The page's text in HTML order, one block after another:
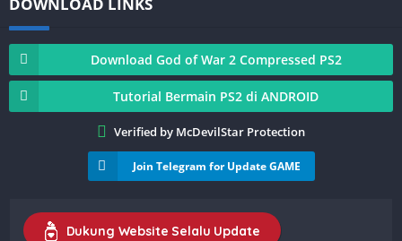
Download God of War 2 Compressed PS2
Tutorial Bermain PS2 di ANDROID
Verified by McDevilStar Protection
Join Telegram for Update GAME
Dukung Website Selalu Update